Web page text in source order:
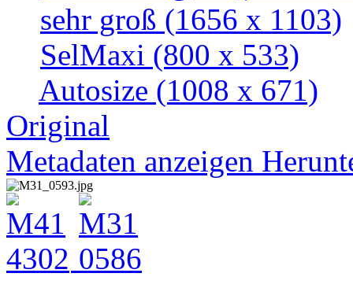
sehr groß (1656 x 1103)
SelMaxi (800 x 533)
Autosize (1008 x 671)
Original
Metadaten anzeigen